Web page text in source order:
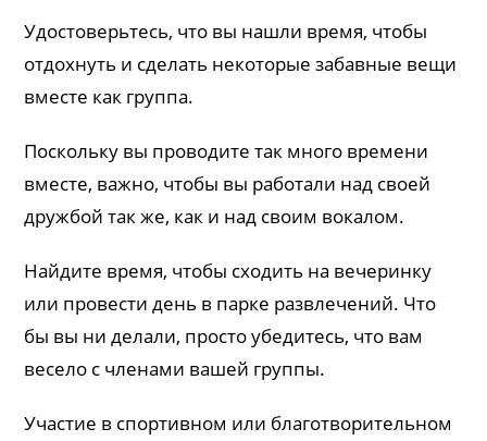
Удостоверьтесь, что вы нашли время, чтобы
отдохнуть и сделать некоторые забавные вещи
вместе как группа.
Поскольку вы проводите так много времени
вместе, важно, чтобы вы работали над своей
дружбой так же, как и над своим вокалом.
Найдите время, чтобы сходить на вечеринку
или провести день в парке развлечений. Что
бы вы ни делали, просто убедитесь, что вам
весело с членами вашей группы.
Участие в спортивном или благотворительном